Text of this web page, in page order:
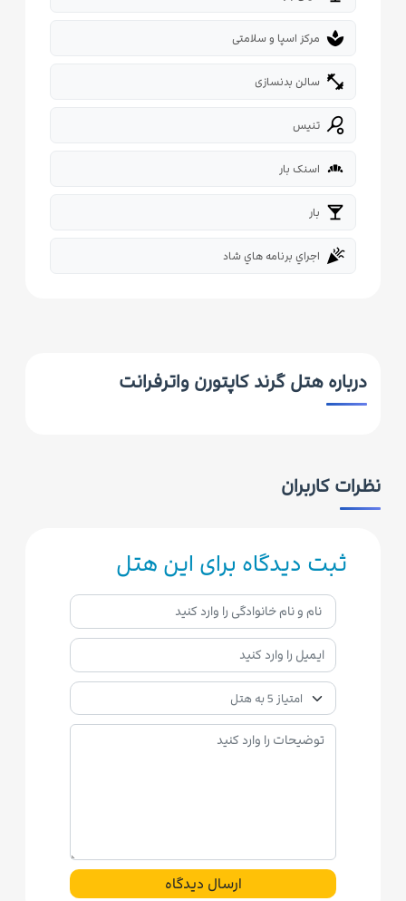
spa مرکز اسپا و سلامتی
fitness_center سالن بدنسازی
sports_tennis تنیس
bakery_dining اسنک بار
local_bar بار
celebration اجراي برنامه هاي شاد
درباره هتل گرند کاپتورن واترفرانت
نظرات کاربران
ثبت دیدگاه برای این هتل
ارسال دیدگاه